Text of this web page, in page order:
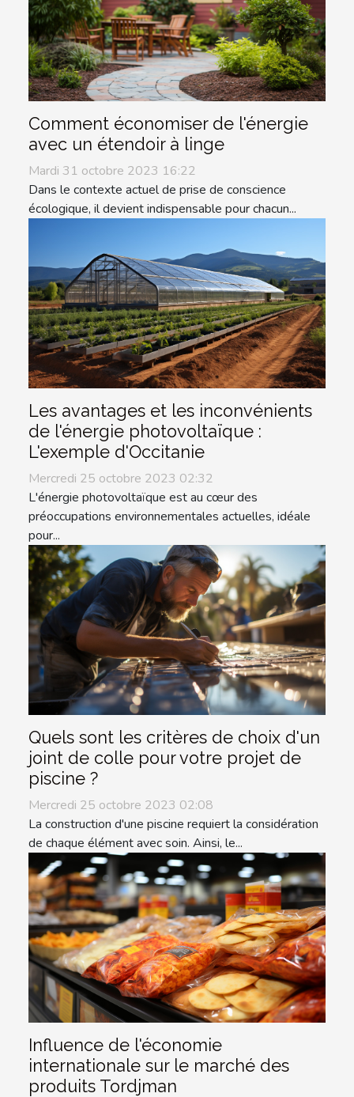
Comment économiser de l'énergie
avec un étendoir à linge
Mardi 31 octobre 2023 16:22
Dans le contexte actuel de prise de conscience
écologique, il devient indispensable pour chacun...
Les avantages et les inconvénients
de l'énergie photovoltaïque :
L'exemple d'Occitanie
Mercredi 25 octobre 2023 02:32
L'énergie photovoltaïque est au cœur des
préoccupations environnementales actuelles, idéale
pour...
Quels sont les critères de choix d'un
joint de colle pour votre projet de
piscine ?
Mercredi 25 octobre 2023 02:08
La construction d'une piscine requiert la considération
de chaque élément avec soin. Ainsi, le...
Influence de l'économie
internationale sur le marché des
produits Tordjman